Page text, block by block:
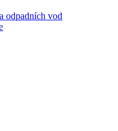
odpadních vod